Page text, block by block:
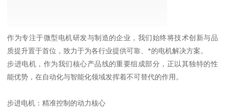
作为专注于微型电机研发与制造的企业，我们始终将技术创新与品
质提升置于首位，致力于为各行业提供可靠、*的电机解决方案。
步进电机，作为我们核心产品线的重要组成部分，正以其独特的性
能优势，在自动化与智能化领域发挥着不可替代的作用。
步进电机：精准控制的动力核心